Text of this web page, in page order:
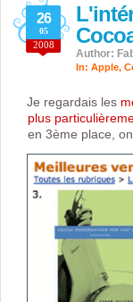
26
05
2008
Author:
In: Apple,
Je regardais les
plus
en 3ème place,